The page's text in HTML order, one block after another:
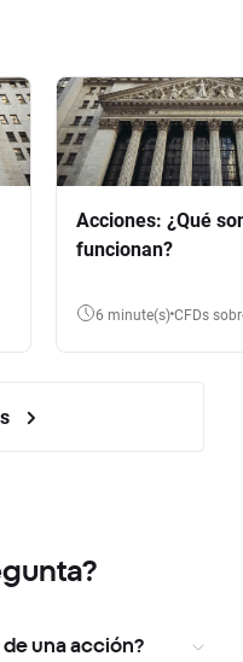
Acciones: ¿Qué
funcionan?
6 minute(s) CFDs
una acción?